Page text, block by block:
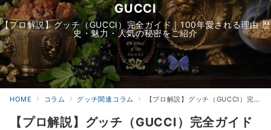
GUCCI
【プロ解説】グッチ（GUCCI）完全ガイド｜100年愛される理由 歴
史・魅力・人気の秘密をご紹介
HOME コラム グッチ関連コラム 【プロ解説】グッチ（GUCCI）完全ガイド｜100年愛される理由 歴史・魅力・人気の秘密をご紹介
【プロ解説】グッチ（GUCCI）完全ガイド